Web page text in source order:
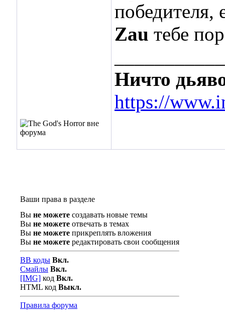
Zau тебе
Ничто
https://
Ваши права в разделе
Вы не можете создавать новые темы
Вы не можете отвечать в темах
Вы не можете прикреплять вложения
Вы не можете редактировать свои сообщения
BB коды Вкл.
Смайлы Вкл.
[IMG] код Вкл.
HTML код Выкл.
Правила форума